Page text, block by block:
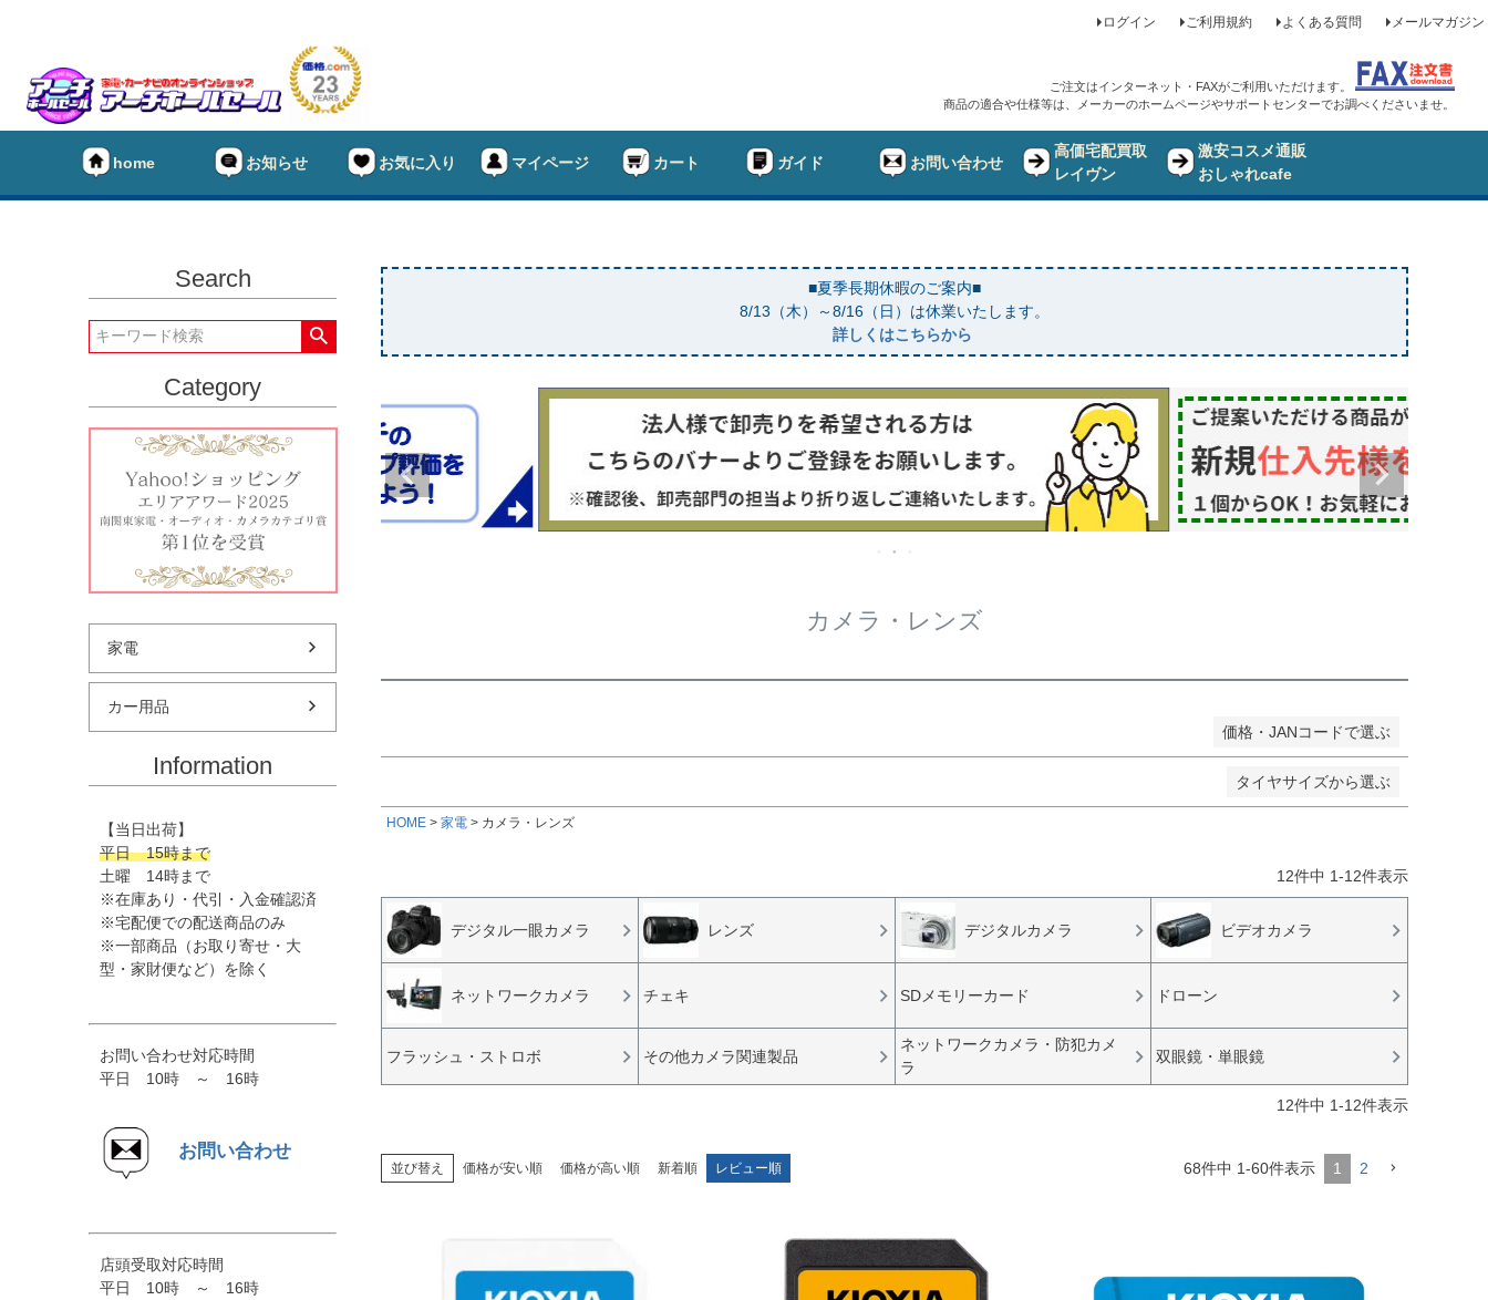
ログイン ご利用規約 よくある質問 メールマガジン
ご注文はインターネット・FAXがご利用いただけます。
商品の適合や仕様等は、メーカーのホームページやサポートセンターでお調べくださいませ。
home お知らせ お気に入り マイページ カート ガイド お問い合わせ
高価宅配買取
レイヴン
激安コスメ通販
おしゃれcafe
Search
Category
家電
カー用品
Information
【当日出荷】
平日 15時まで
土曜 14時まで
※在庫あり・代引・入金確認済
※宅配便での配送商品のみ
※一部商品（お取り寄せ・大
型・家財便など）を除く
お問い合わせ対応時間
平日 10時 ～ 16時
お問い合わせ
店頭受取対応時間
平日 10時 ～ 16時
■夏季長期休暇のご案内■
8/13（木）～8/16（日）は休業いたします。
詳しくはこちらから
カメラ・レンズ
価格・JANコードで選ぶ
キーワード
在庫なし商品
在庫なし商品を表示しない
検索
タイヤサイズから選ぶ
★タイヤ幅
HOME 家電 カメラ・レンズ
12件中 1-12件表示
デジタル一眼カメラ レンズ デジタルカメラ ビデオカメラ
ネットワークカメラ チェキ SDメモリーカード ドローン
フラッシュ・ストロボ その他カメラ関連製品
ネットワークカメラ・防犯カメ
ラ
双眼鏡・単眼鏡
12件中 1-12件表示
並び替え 価格が安い順 価格が高い順 新着順 レビュー順 68件中 1-60件表示 1 2